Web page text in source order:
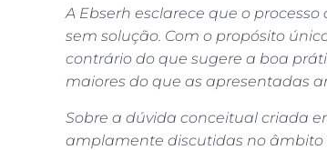
A Ebserh esclarece que o
sem solução. Com o propósito
contrário do que sugere a boa
maiores do que as apresentadas
Sobre a dúvida conceitual criada
amplamente discutidas no âmbito